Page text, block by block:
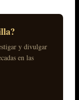
y divulgar
en las